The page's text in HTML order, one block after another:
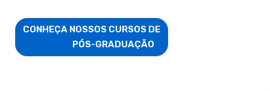
CONHEÇA NOSSOS CURSOS DE
                        PÓS-GRADUAÇÃO